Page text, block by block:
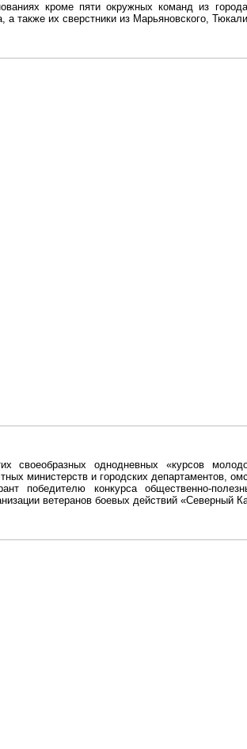
кроме пяти окружных команд из
а также их сверстники из Марьяновского,
своеобразных однодневных «курсов
министерств и городских департаментов,
победителю конкурса общественно-
ветеранов боевых действий «Северный